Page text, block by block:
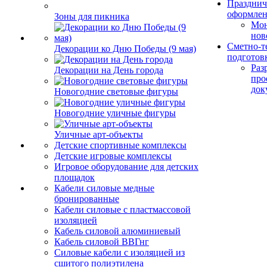
Зоны для пикника
Декорации ко Дню Победы (9 мая)
Декорации на День города
Новогодние световые фигуры
Новогодние уличные фигуры
Уличные арт-объекты
Детские спортивные комплексы
Детские игровые комплексы
Игровое оборудование для детских
площадок
Кабели силовые медные
бронированные
Кабели силовые с пластмассовой
изоляцией
Кабель силовой алюминиевый
Кабель силовой ВВГнг
Силовые кабели с изоляцией из
сшитого полиэтилена
Сметно-